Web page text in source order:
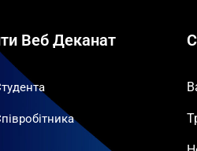
Веб Деканат